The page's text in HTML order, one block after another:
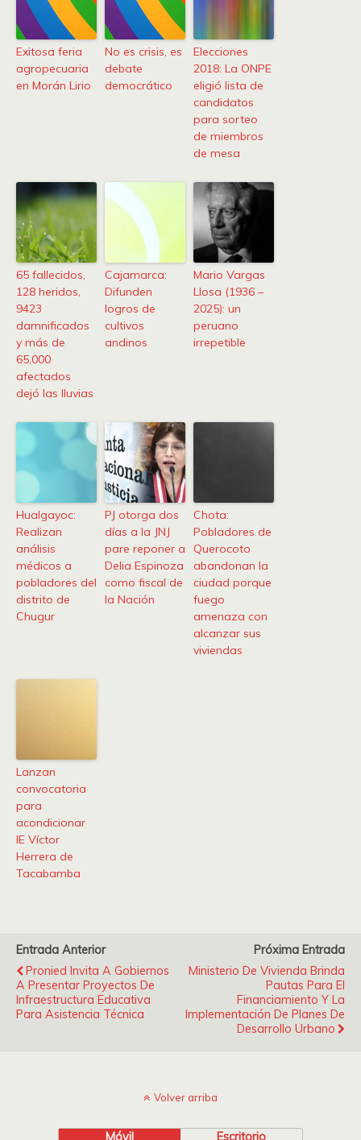
Exitosa feria
agropecuaria
en Morán Lirio
No es crisis, es
debate
democrático
Elecciones
2018: La ONPE
eligió lista de
candidatos
para sorteo
de miembros
de mesa
65 fallecidos,
128 heridos,
9423
damnificados
y más de
65,000
afectados
dejó las lluvias
Cajamarca:
Difunden
logros de
cultivos
andinos
Mario Vargas
Llosa (1936 –
2025): un
peruano
irrepetible
Hualgayoc:
Realizan
análisis
médicos a
pobladores del
distrito de
Chugur
PJ otorga dos
días a la JNJ
pare reponer a
Delia Espinoza
como fiscal de
la Nación
Chota:
Pobladores de
Querocoto
abandonan la
ciudad porque
fuego
amenaza con
alcanzar sus
viviendas
Lanzan
convocatoria
para
acondicionar
IE Víctor
Herrera de
Tacabamba
Entrada Anterior
Pronied Invita A Gobiernos
A Presentar Proyectos De
Infraestructura Educativa
Para Asistencia Técnica
Próxima Entrada
Ministerio De Vivienda Brinda
Pautas Para El
Financiamiento Y La
Implementación De Planes De
Desarrollo Urbano
Volver arriba
Móvil Escritorio